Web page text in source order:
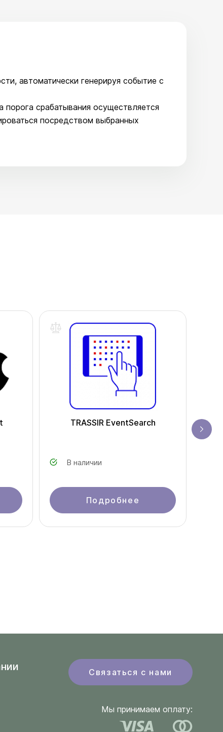
автоматически генерируя событие с
срабатывания осуществляется
посредством выбранных
TRASSIR EventSearch
В наличии
Подробнее
Связаться с нами
Мы принимаем оплату: